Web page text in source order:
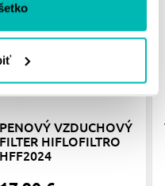
PENOVÝ VZDUCHOVÝ
FILTER HIFLOFILTRO
HFF2024